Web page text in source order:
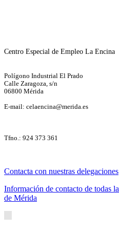
Centro Especial de Empleo La Encina
Polígono Industrial El Prado
Calle Zaragoza, s/n
06800 Mérida
E-mail: celaencina@merida.es
Tfno.: 924 373 361
Contacta con nuestras delegaciones
Información de contacto de todas
de Mérida